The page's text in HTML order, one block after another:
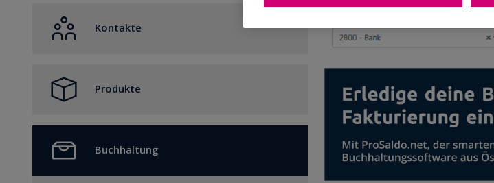
Belegdruck Kontakte
Produkte
Produkte
Buchhaltung